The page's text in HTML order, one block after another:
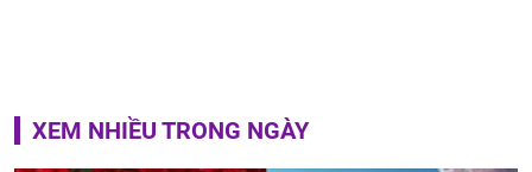
XEM NHIỀU TRONG NGÀY